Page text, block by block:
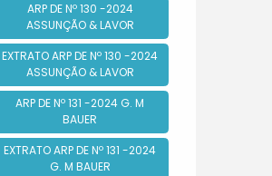
ARP DE Nº 130 -2024
ASSUNÇÃO & LAVOR
EXTRATO ARP DE Nº 130 -2024
ASSUNÇÃO & LAVOR
ARP DE Nº 131 -2024 G. M
BAUER
EXTRATO ARP DE Nº 131 -2024
G. M BAUER